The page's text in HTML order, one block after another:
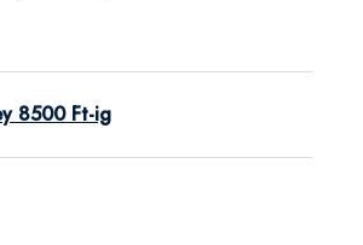
8500 Ft-ig